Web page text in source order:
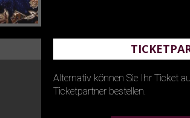
Alternativ können Sie Ihr Ticket
Ticketpartner bestellen.